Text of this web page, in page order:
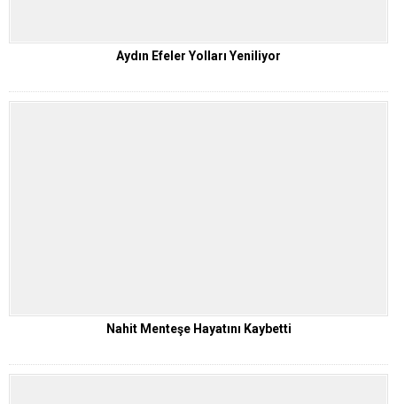
Aydın Efeler Yolları Yeniliyor
Nahit Menteşe Hayatını Kaybetti